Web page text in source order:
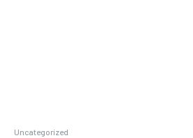
Uncategorized